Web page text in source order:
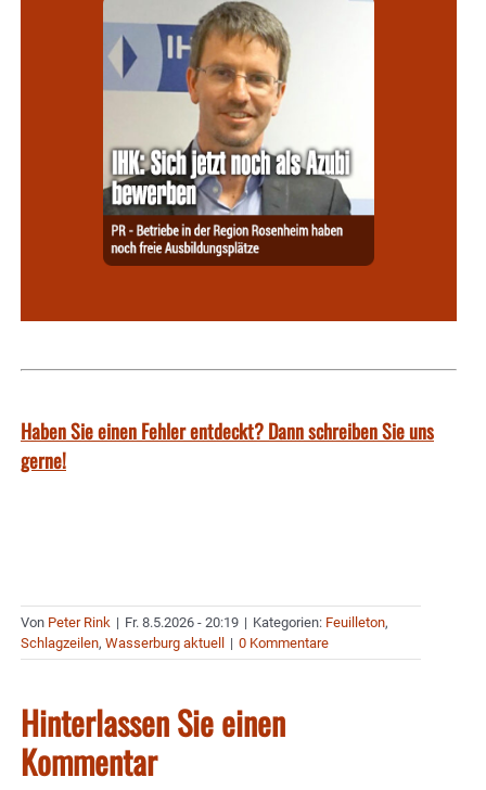
Haben Sie einen Fehler entdeckt? Dann schreiben Sie uns
gerne!
Von Peter Rink | Fr. 8.5.2026 - 20:19 | Kategorien: Feuilleton,
Schlagzeilen, Wasserburg aktuell | 0 Kommentare
Hinterlassen Sie einen
Kommentar